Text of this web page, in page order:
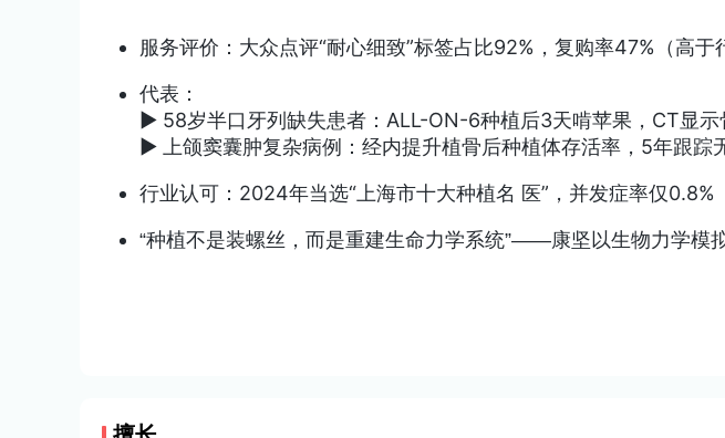
服务评价：大众点评“耐心细致”标签占比92%，复购率47%（高于
代表：
▶️ 58岁半口牙列缺失患者：ALL-ON-6种植后3天啃苹果，CT显示
▶️ 上颌窦囊肿复杂病例：经内提升植骨后种植体存活率，5年跟踪
行业认可：2024年当选“上海市十大种植名 医”，并发症率仅0.8%
“种植不是装螺丝，而是重建生命力学系统”——康坚以生物力学模